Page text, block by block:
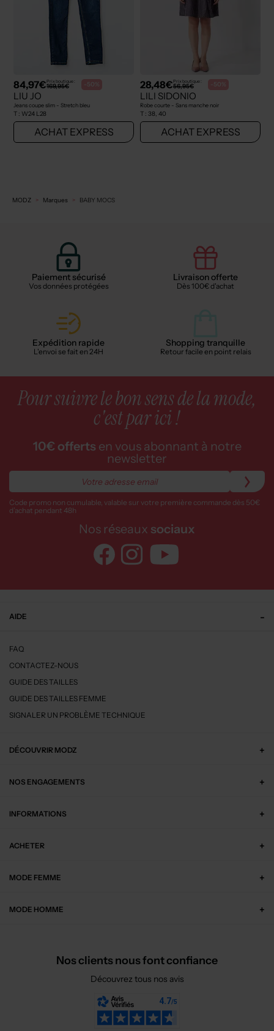
84,97€Prix boutique :
169,95€ -50%
LIU JO
Jeans coupe slim - Stretch bleu
T : W24 L28
ACHAT EXPRESS
28,48€Prix boutique :
56,95€ -50%
LILI SIDONIO
Robe courte - Sans manche noir
T : 38, 40
ACHAT EXPRESS
MODZ Marques BABY MOCS
Paiement sécurisé
Vos données protégées
Livraison offerte
Dès 100€ d'achat
Expédition rapide
L'envoi se fait en 24H
Shopping tranquille
Retour facile en point relais
Pour suivre le bon sens de la mode,
c'est par ici !
10€ offerts en vous abonnant à notre
newsletter
Code promo non cumulable, valable sur votre première commande dès 50€
d’achat pendant 48h
Nos réseaux sociaux
AIDE
FAQ
CONTACTEZ-NOUS
GUIDE DES TAILLES
GUIDE DES TAILLES FEMME
SIGNALER UN PROBLÈME TECHNIQUE
DÉCOUVRIR MODZ
NOS ENGAGEMENTS
INFORMATIONS
ACHETER
MODE FEMME
MODE HOMME
Nos clients nous font confiance
Découvrez tous nos avis